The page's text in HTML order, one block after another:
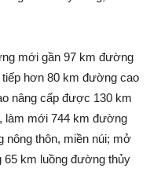
mới gần 97 km đường
hơn 80 km đường cao
nâng cấp được 130 km
làm mới 744 km đường
nông thôn, miền núi; mở
km luồng đường thủy